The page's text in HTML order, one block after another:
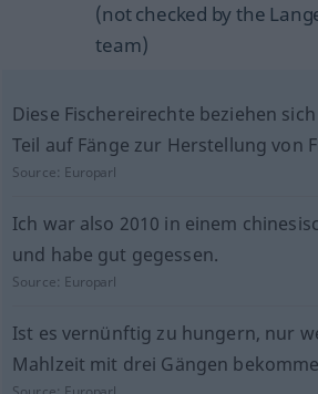
(not checked by the
team)
Diese Fischereirechte beziehen
Teil auf Fänge zur Herstellung von
Source: Europarl
Ich war also 2010 in einem
und habe gut gegessen.
Source: Europarl
Ist es vernünftig zu hungern, nur
Mahlzeit mit drei Gängen